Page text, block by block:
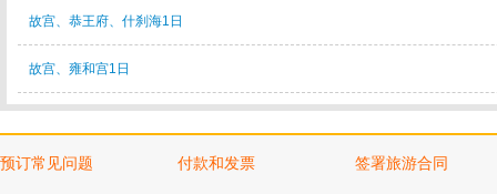
故宫、恭王府、什刹海1日
故宫、雍和宫1日
预订常见问题 付款和发票 签署旅游合同